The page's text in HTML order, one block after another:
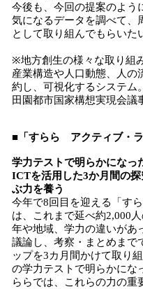
今後も、今回の提案のよう
気になるデータを調べて、
として取り組んでもらいた
※地方創生の様々な取り組
産業構造や人口動態、人の
約し、可視化するシステム
田園都市国家構想実現会議
■「すらら アクティブ・
学力テストで明らかになっ
ICTを活用した3か月間の
ぶ力を養う
今年で8回目を迎える「す
は、これまで延べ約2,000
年や地域、学力の違いがあ
議論し、考察・まとめまで
ップを3カ月間かけて取り
の学力テストで明らかにな
ららでは、これらの力の重